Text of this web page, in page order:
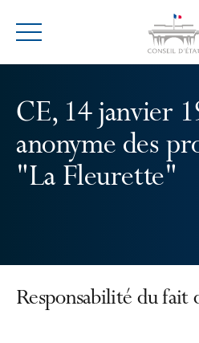
Menu
CE, 14 janvier
anonyme des
"La Fleurette"
Responsabilité du fait